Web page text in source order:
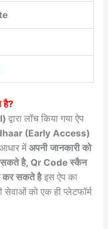
है?
द्वारा लॉच किया गया ऐप
(Early Access)
मेंअपनी जानकारी को
सकते है, Qr Code स्कैन
कर सकते हैइस ऐप का
सेवाओं को एक ही प्लेटफॉर्म